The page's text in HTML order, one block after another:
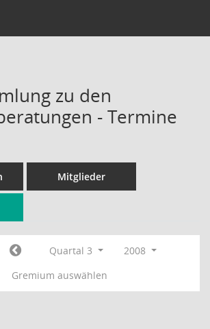
zu den
- Termine
Mitglieder
Quartal 3
2008
Gremium auswählen